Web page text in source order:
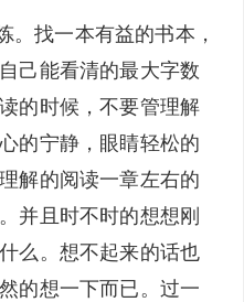
找一本有益的书本，
己能看清的最大字数
的时候，不要管理解
的宁静，眼睛轻松的
解的阅读一章左右的
并且时不时的想想刚
么。想不起来的话也
的想一下而已。过一